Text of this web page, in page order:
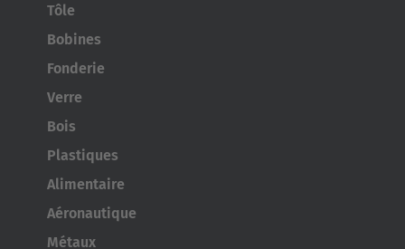
Tôle
Bobines
Fonderie
Verre
Bois
Plastiques
Alimentaire
Aéronautique
Métaux